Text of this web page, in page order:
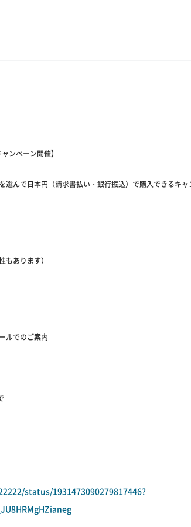
ンペーン開催】
選んで日本円（請求書払い・銀行振込）で購入できるキ
もあります）
ルでのご案内
status/1931473090279817446?